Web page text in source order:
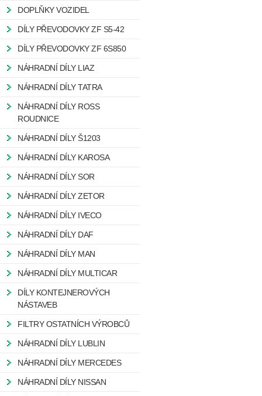
DOPLŇKY VOZIDEL
DÍLY PŘEVODOVKY ZF S5-42
DÍLY PŘEVODOVKY ZF 6S850
NÁHRADNÍ DÍLY LIAZ
NÁHRADNÍ DÍLY TATRA
NÁHRADNÍ DÍLY ROSS
ROUDNICE
NÁHRADNÍ DÍLY Š1203
NÁHRADNÍ DÍLY KAROSA
NÁHRADNÍ DÍLY SOR
NÁHRADNÍ DÍLY ZETOR
NÁHRADNÍ DÍLY IVECO
NÁHRADNÍ DÍLY DAF
NÁHRADNÍ DÍLY MAN
NÁHRADNÍ DÍLY MULTICAR
DÍLY KONTEJNEROVÝCH
NÁSTAVEB
FILTRY OSTATNÍCH VÝROBCŮ
NÁHRADNÍ DÍLY LUBLIN
NÁHRADNÍ DÍLY MERCEDES
NÁHRADNÍ DÍLY NISSAN